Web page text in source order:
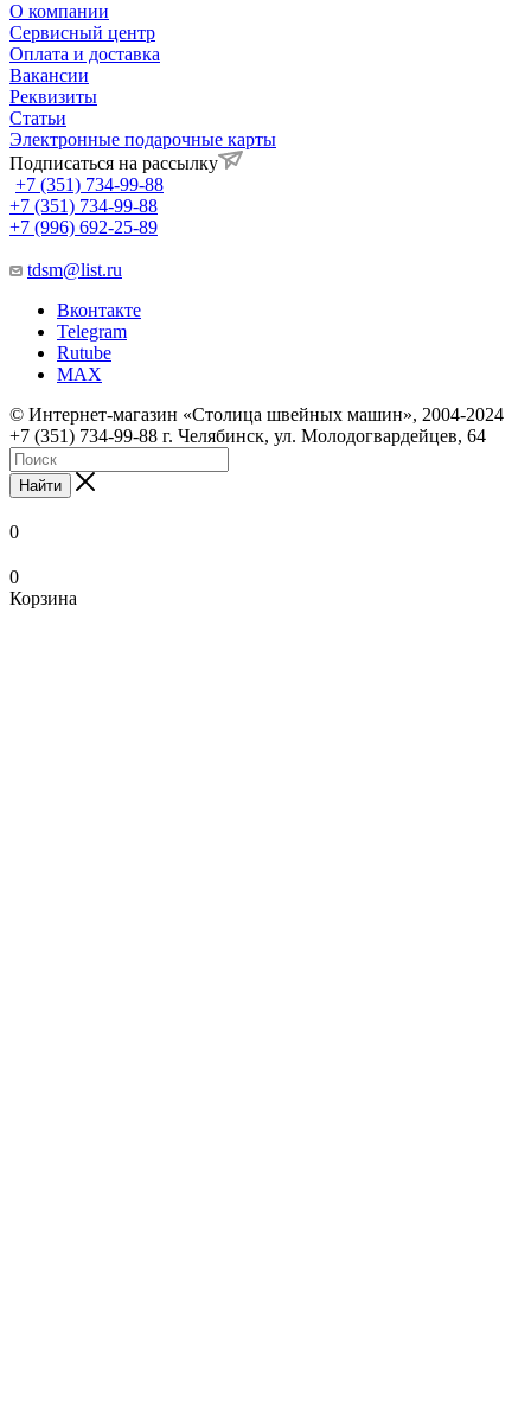
О компании
Сервисный центр
Оплата и доставка
Вакансии
Реквизиты
Статьи
Электронные подарочные карты
Подписаться на рассылку
+7 (351) 734-99-88
+7 (351) 734-99-88
+7 (996) 692-25-89
tdsm@list.ru
Вконтакте
Telegram
Rutube
MAX
© Интернет-магазин «Столица швейных машин», 2004-2024
+7 (351) 734-99-88 г. Челябинск, ул. Молодогвардейцев, 64
Найти
0
0
Корзина